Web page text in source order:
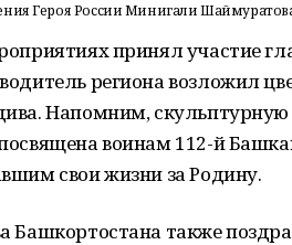
Героя России Минигали
принял участие
региона возложил
Напомним, скульптурную
воинам 112-й
свои жизни за Родину.
Башкортостана также